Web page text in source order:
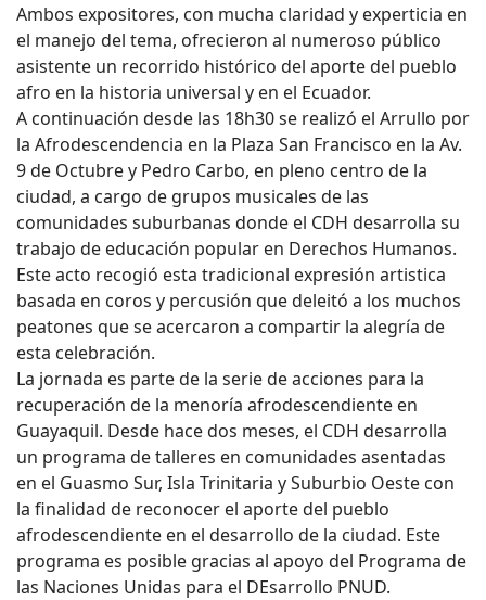
Ambos expositores, con mucha claridad y experticia en
el manejo del tema, ofrecieron al numeroso público
asistente un recorrido histórico del aporte del pueblo
afro en la historia universal y en el Ecuador.
A continuación desde las 18h30 se realizó el Arrullo por
la Afrodescendencia en la Plaza San Francisco en la Av.
9 de Octubre y Pedro Carbo, en pleno centro de la
ciudad, a cargo de grupos musicales de las
comunidades suburbanas donde el CDH desarrolla su
trabajo de educación popular en Derechos Humanos.
Este acto recogió esta tradicional expresión artistica
basada en coros y percusión que deleitó a los muchos
peatones que se acercaron a compartir la alegría de
esta celebración.
La jornada es parte de la serie de acciones para la
recuperación de la menoría afrodescendiente en
Guayaquil. Desde hace dos meses, el CDH desarrolla
un programa de talleres en comunidades asentadas
en el Guasmo Sur, Isla Trinitaria y Suburbio Oeste con
la finalidad de reconocer el aporte del pueblo
afrodescendiente en el desarrollo de la ciudad. Este
programa es posible gracias al apoyo del Programa de
las Naciones Unidas para el DEsarrollo PNUD.